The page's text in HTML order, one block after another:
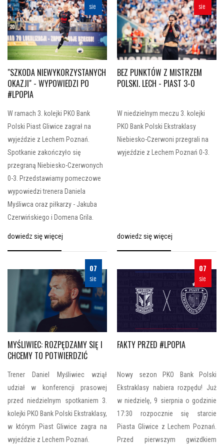
sie
"SZKODA NIEWYKORZYSTANYCH
OKAZJI" - WYPOWIEDZI PO
#LPOPIA
W ramach 3. kolejki PKO Bank
Polski Piast Gliwice zagrał na
wyjeździe z Lechem Poznań.
Spotkanie zakończyło się
przegraną Niebiesko-Czerwonych
0-3. Przedstawiamy pomeczowe
wypowiedzi trenera Daniela
Myśliwca oraz piłkarzy - Jakuba
Czerwińskiego i Domena Grila.
dowiedz się więcej
sie
BEZ PUNKTÓW Z MISTRZEM
POLSKI. LECH - PIAST 3-0
W niedzielnym meczu 3. kolejki
PKO Bank Polski Ekstraklasy
Niebiesko-Czerwoni przegrali na
wyjeździe z Lechem Poznań 0-3.
dowiedz się więcej
07
sie
MYŚLIWIEC: ROZPĘDZAMY SIĘ I
CHCEMY TO POTWIERDZIĆ
Trener Daniel Myśliwiec wziął
udział w konferencji prasowej
przed niedzielnym spotkaniem 3.
kolejki PKO Bank Polski Ekstraklasy,
w którym Piast Gliwice zagra na
wyjeździe z Lechem Poznań.
07
sie
FAKTY PRZED #LPOPIA
Nowy sezon PKO Bank Polski
Ekstraklasy nabiera rozpędu! Już
w niedzielę, 9 sierpnia o godzinie
17:30 rozpocznie się starcie
Piasta Gliwice z Lechem Poznań.
Przed pierwszym gwizdkiem